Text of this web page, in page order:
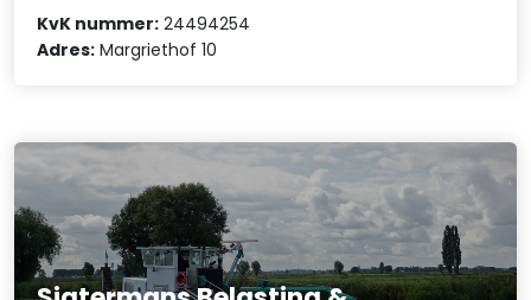
KvK nummer: 24494254
Adres: Margriethof 10